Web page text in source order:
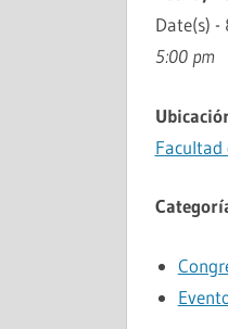
Date(s)
5:00 pm
Facultad